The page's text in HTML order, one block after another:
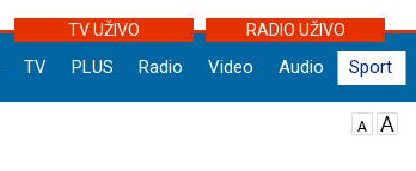
TV UŽIVO
RADIO UŽIVO
TV PLUS Radio Video Audio Sport